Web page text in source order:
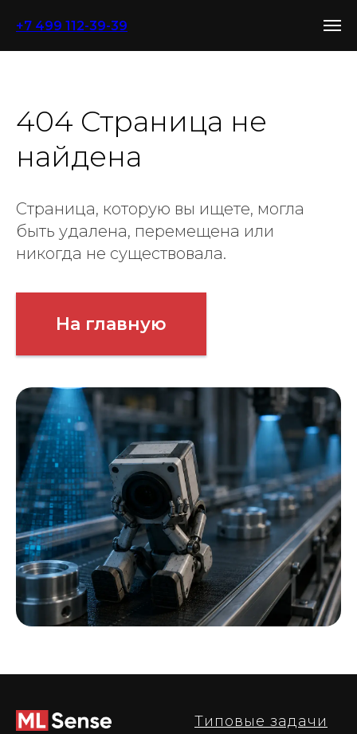
+7 499 112-39-39
404 Страница не
найдена
Страница, которую вы ищете, могла
быть удалена, перемещена или
никогда не существовала.
На главную
Типовые задачи